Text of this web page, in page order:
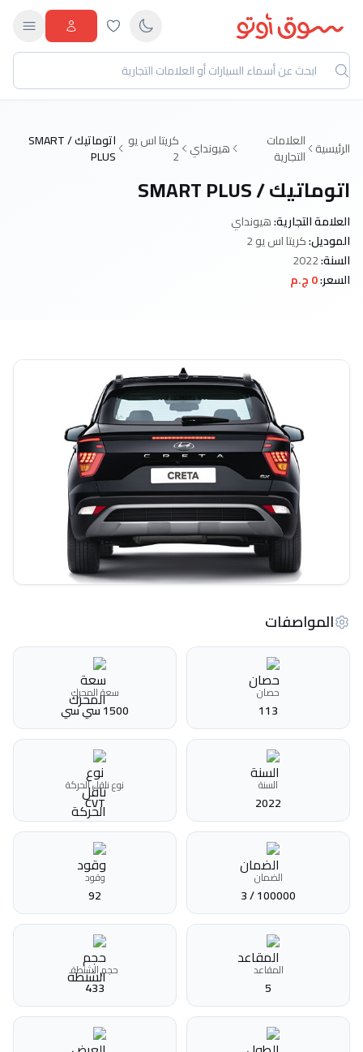
الرئيسية العلامات
التجارية هيونداي كريتا اس يو
2
اتوماتيك / SMART
PLUS
اتوماتيك / SMART PLUS
العلامة التجارية:هيونداي
الموديل:كريتا اس يو 2
السنة:
السعر:0 ج.م
المواصفات
حصان
113
سعة المحرك
1500 سي سي
السنة
2022
نوع ناقل الحركة
CVT
الضمان
100000 / 3
وقود
92
المقاعد
5
حجم الشنطة
433